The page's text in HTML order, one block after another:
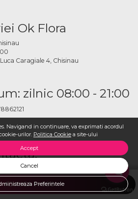
Navigand in continuare, va exprimati acordul
urilor. Politica Cookie a site-ului
Accept
Cancel
Preferintele
ADAUGA IN COS
Ok Flora
Caragiale 4, Chisinau
zilnic 08:00 - 21:00